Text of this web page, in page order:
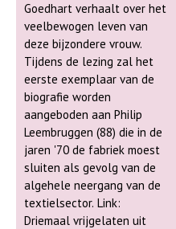
over genealogie bij onder
meer volksuniversiteiten in
Alphen aan den Rijn,
Oegstgeest en Voorschoten.
Deze lezing wordt gehouden
in de Bibliotheek van
Noordwijkerhout - Herenweg 2
- 2211 CC te Noordwijkerhout
en duurt van 10:30 uur tot
12:00 uur. Het bijwonen van
deze lezing is gratis, wel even
aanmelden bij de Bibliotheek
in Noordwijkerhout.
Goedhart verhaalt over het
veelbewogen leven van
deze bijzondere vrouw.
Tijdens de lezing zal het
eerste exemplaar van de
biografie worden
aangeboden aan Philip
Leembruggen (88) die in de
jaren '70 de fabriek moest
sluiten als gevolg van de
algehele neergang van de
textielsector. Link:
Driemaal vrijgelaten uit